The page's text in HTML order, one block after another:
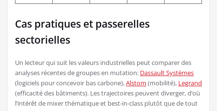
Cas pratiques et passerelles
sectorielles
Un lecteur qui suit les valeurs industrielles peut comparer des
analyses récentes de groupes en mutation: Dassault Systèmes
(logiciels pour concevoir bas carbone),Alstom (mobilité), Legrand
(efficacité des bâtiments). Les trajectoires peuvent diverger, d’où
l’intérêt de mixer thématique et best-in-class plutôt que de tout